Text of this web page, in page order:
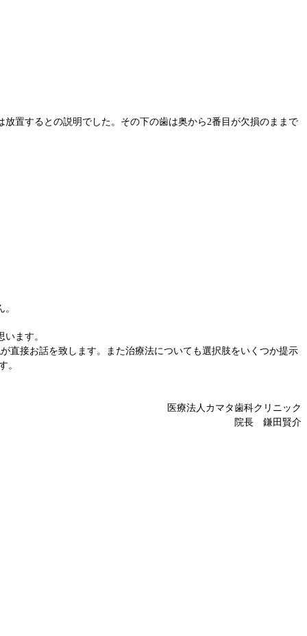
置するとの説明でした。その下の歯は奥から2番目が欠損のままで
ます。
直接お話を致します。また治療法についても選択肢をいくつか提示
。
医療法人カマタ歯科クリニック
院長 鎌田賢介